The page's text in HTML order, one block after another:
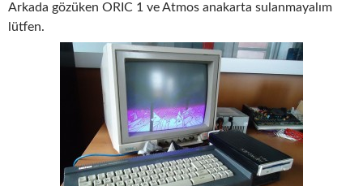
Arkada gözüken ORIC 1 ve Atmos anakarta sulanmayalım
lütfen.